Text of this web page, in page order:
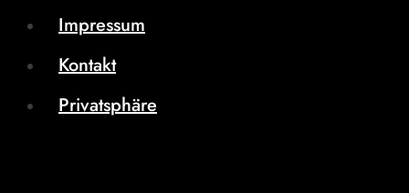
Impressum
Kontakt
Privatsphäre